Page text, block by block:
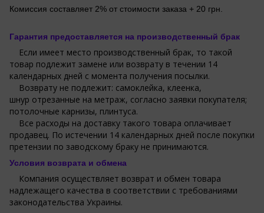
Комиссия составляет 2% от стоимости заказа + 20 грн.
Гарантия предоставляется на производственный брак
Если имеет место производственный брак, то такой
товар подлежит замене или возврату в течении 14
календарных дней с момента получения посылки.
Возврату не подлежит: самоклейка, клеенка,
шнур отрезанные на метраж, согласно заявки покупателя;
потолочные карнизы, плинтуса.
Все расходы на доставку такого товара оплачивает
продавец. По истечении 14 календарных дней после покупки
претензии по заводскому браку не принимаются.
Условия возврата и обмена
Компания осуществляет возврат и обмен товара
надлежащего качества в соответствии с требованиями
законодательства Украины.